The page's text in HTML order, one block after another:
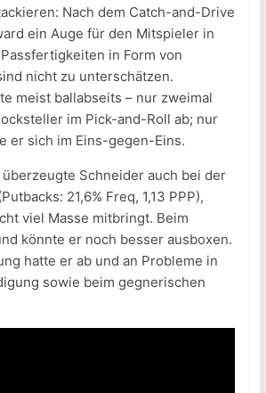
Nach dem Catch-and-Drive
ein Auge für den Mitspieler in
in Form von
nicht zu unterschätzen.
meist ballabseits – nur zweimal
im Pick-and-Roll ab; nur
er sich im Eins-gegen-Eins.
Schneider auch bei der
21,6% Freq, 1,13 PPP),
viel Masse mitbringt. Beim
könnte er noch besser ausboxen.
hatte er ab und an Probleme in
sowie beim gegnerischen